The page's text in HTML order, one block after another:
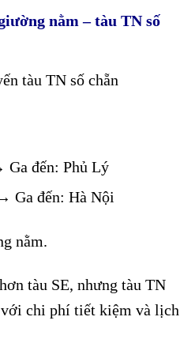
nằm – tàu TN số
tàu TN số chẵn
đến: Phủ Lý
Ga đến: Hà Nội
nằm.
tàu SE, nhưng tàu TN
chi phí tiết kiệm và lịch